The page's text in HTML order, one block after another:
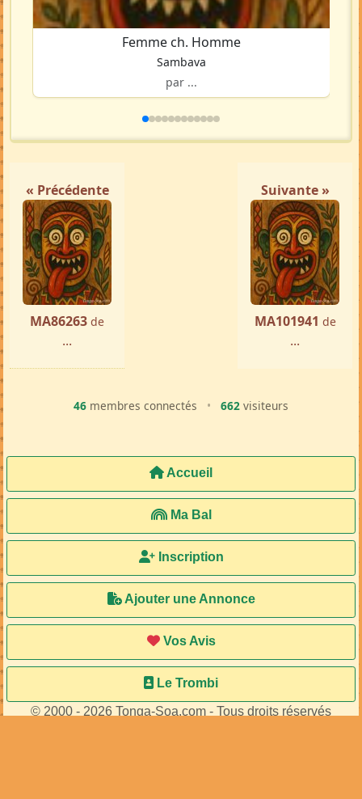
Femme ch. Homme
Sambava
par ...
« Précédente
MA86263 de
...
Suivante »
MA101941 de
...
46 membres connectés • 662 visiteurs
Accueil
Ma Bal
Inscription
Ajouter une Annonce
Vos Avis
Le Trombi
© 2000 - 2026 Tonga-Soa.com - Tous droits réservés